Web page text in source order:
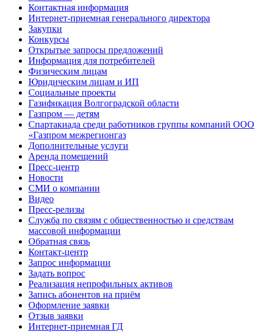
Контактная информация
Интернет-приемная генерального директора
Закупки
Конкурсы
Открытые запросы предложений
Информация для потребителей
Физическим лицам
Юридическим лицам и ИП
Социальные проекты
Газификация Волгоградской области
Газпром — детям
Спартакиада среди работников группы компаний ООО
«Газпром межрегионгаз
Дополнительные услуги
Аренда помещений
Пресс-центр
Новости
СМИ о компании
Видео
Пресс-релизы
Служба по связям с общественностью и средствам
массовой информации
Обратная связь
Контакт-центр
Запрос информации
Задать вопрос
Реализация непрофильных активов
Запись абонентов на приём
Оформление заявки
Отзыв заявки
Интернет-приемная ГД